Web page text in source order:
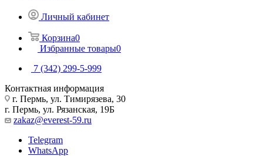
Личный кабинет
Корзина0
Избранные товары0
7 (342) 299-5-999
Контактная информация
г. Пермь, ул. Тимирязева, 30
г. Пермь, ул. Рязанская, 19Б
zakaz@everest-59.ru
Telegram
WhatsApp